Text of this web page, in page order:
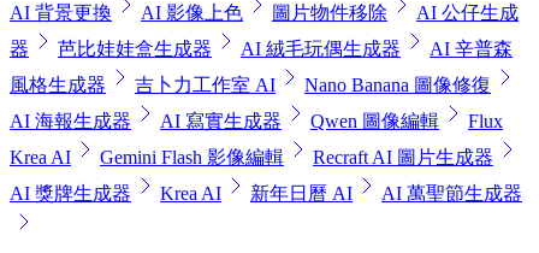
AI 背景更換
AI 影像上色 圖片物件移除
AI 公仔生成
器
芭比娃娃盒生成器 AI 絨毛玩偶生成器
AI 辛普森
風格生成器
吉卜力工作室 AI
Nano Banana 圖像修復
AI 海報生成器
AI 寫實生成器 Qwen 圖像編輯
Flux
Krea AI
Gemini Flash 影像編輯
Recraft AI 圖片生成器
AI 獎牌生成器
Krea AI 新年日曆 AI AI 萬聖節生成器